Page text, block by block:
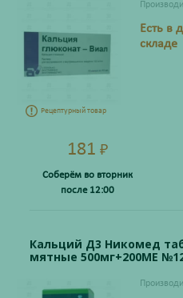
Рецептурный товар
Есть в
складе
181 ₽
Соберём во вторник
после 12:00
Кальций Д3 Никомед
мятные 500мг+200МЕ